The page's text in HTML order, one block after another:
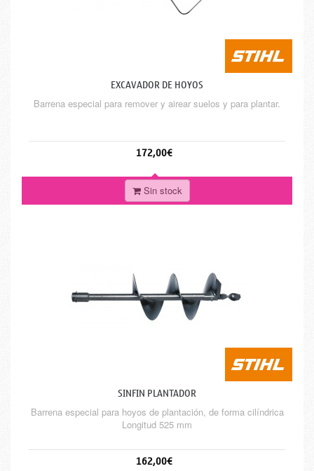
EXCAVADOR DE HOYOS
Barrena especial para remover y airear suelos y para plantar.
172,00€
Sin stock
SINFIN PLANTADOR
Barrena especial para hoyos de plantación, de forma cilíndrica
Longitud 525 mm
162,00€